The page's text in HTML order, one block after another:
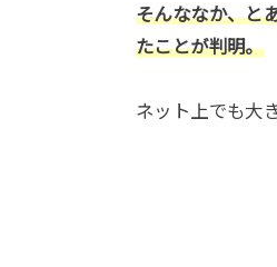
そんななか、と
たことが判明。
ネット上でも大